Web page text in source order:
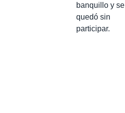
banquillo y se
quedó sin
participar.